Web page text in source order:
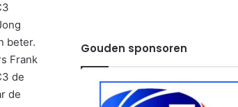
beter.
Frank
de
de
Gouden sponsoren